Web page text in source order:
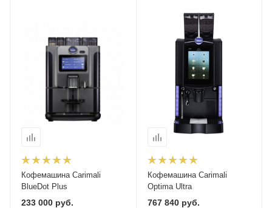
Кофемашина Carimali
BlueDot Plus
233 000 руб.
Кофемашина Carimali
Optima Ultra
767 840руб.